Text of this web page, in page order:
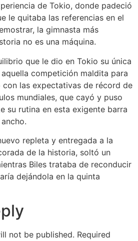
de Tokio, donde padeció
le quitaba las referencias en el
la gimnasta más
no es una máquina.
que le dio en Tokio su única
competición maldita para
con las expectativas de récord de
mundiales, que cayó y puso
su rutina en esta exigente barra
repleta y entregada a la
de la historia, soltó un
Biles trataba de reconducir
dejándola en la quinta
not be published. Required